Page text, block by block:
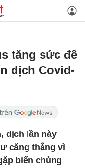
tăng sức đề
dịch Covid-
dịch lần này
căng thẳng vì
biến chủng